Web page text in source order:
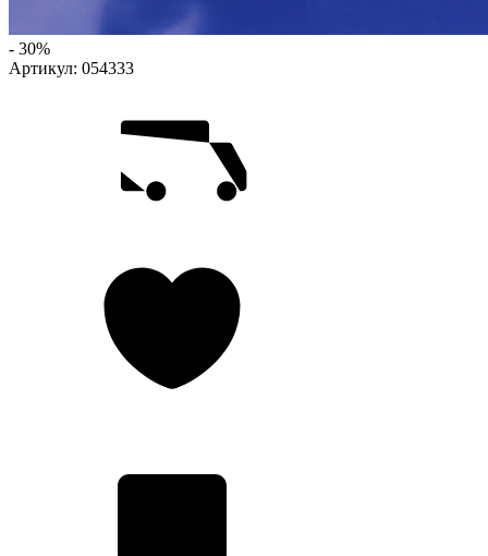
- 30%
Артикул: 054333